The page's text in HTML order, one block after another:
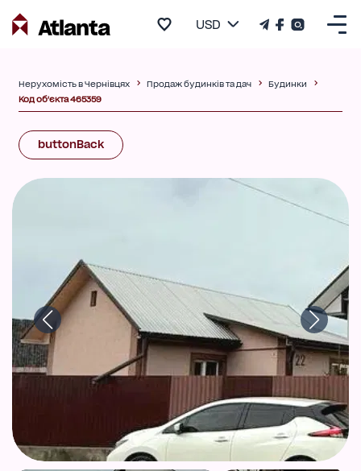
USD
Нерухомість в Чернівцях Продаж будинків та дач
Будинки
Код об'єкта 465359
buttonBack